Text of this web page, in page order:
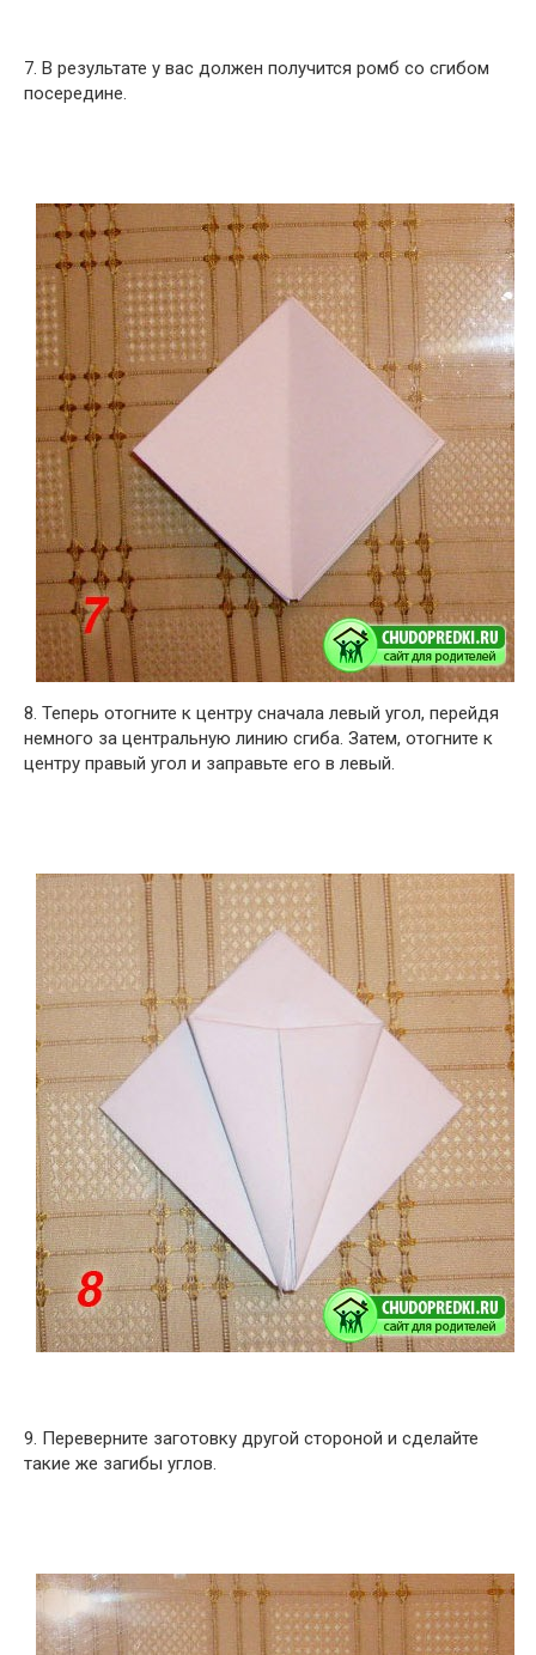
7. В результате у вас должен получится ромб со сгибом
посередине.
8. Теперь отогните к центру сначала левый угол, перейдя
немного за центральную линию сгиба. Затем, отогните к
центру правый угол и заправьте его в левый.
9. Переверните заготовку другой стороной и сделайте
такие же загибы углов.